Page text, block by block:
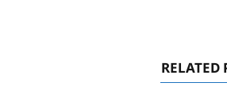
RELATED